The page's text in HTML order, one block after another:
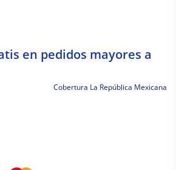
en pedidos mayores a
Cobertura La República Mexicana